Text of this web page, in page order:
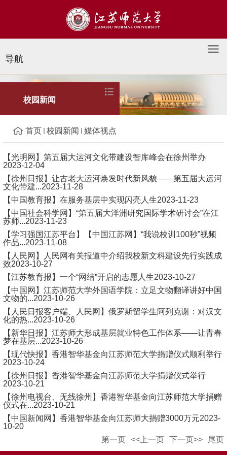
导航
媒体视点
校园新闻
首页 校园新闻 媒体视点
【光明网】第五届大运河文化带建设智库峰会在徐州举办
2023-12-04
【徐州日报】让古老大运河焕发时代新风貌——第五届大运河
文化带建...2023-11-28
【中国教育报】在服务基层中实现闪亮人生2023-11-23
【中国社会科学网】“第五届大洋洲研究国际学术研讨会”在江
苏师...2023-11-23
【学习强国江苏平台】【中国江苏网】“我说校训100秒”视频
作品...2023-11-08
【人民网】人民网有关报道中介绍我校新文科建设先行实践成
效2023-10-27
【江苏教育报】一个“网结”开启的志愿人生2023-10-27
【中国网】江苏师范大学外国语学院：立足文物翻译讲好中国
文物的...2023-10-26
【人民日报客户端、人民网】俄罗斯留学生阿列克谢：对汉文
化的热...2023-10-26
【新华日报】江苏师大形成基层就业特色工作体系——让青春
梦在基层...2023-10-26
【现代快报】香港智华基金向江苏师范大学捐赠仪式顺利举行
2023-10-24
【徐州日报】香港智华基金向江苏师范大学捐赠仪式举行
2023-10-21
【徐州电视台、无线徐州】香港智华基金向江苏师范大学捐赠
仪式在...2023-10-21
【中国新闻网】香港智华基金向江苏师大捐赠3000万元2023-
10-20
第一页
<<上一页 下一页>> 尾页